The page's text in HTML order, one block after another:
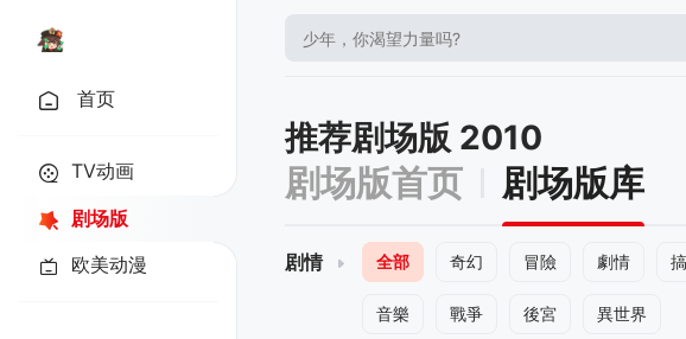
首页
TV动画
剧场版
欧美动漫
推荐剧场版 2010
剧场版首页 剧场版库
剧情 全部 奇幻 冒險 劇情
音樂 戰爭 後宮 異世界